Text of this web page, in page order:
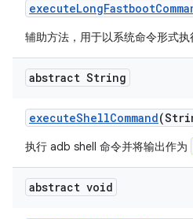
executeLongFastboot
辅助方法，用于以系统命令形式
abstract String
executeShellCommand
执行 adb shell 命令并将输出作为
abstract void